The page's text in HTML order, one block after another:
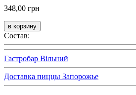
348,00 грн
Состав:
Гастробар Вільний
Доставка пиццы Запорожье